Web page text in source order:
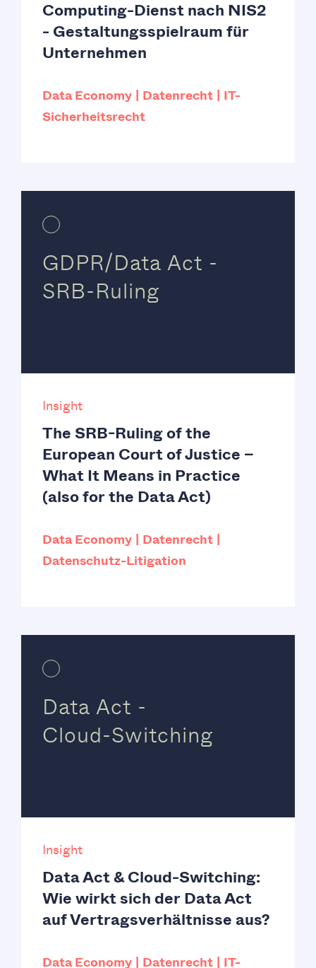
Computing-Dienst nach NIS2
- Gestaltungsspielraum für
Unternehmen
Data Economy Datenrecht
IT-
Sicherheitsrecht
GDPR/Data Act -
SRB-Ruling
Insight
The SRB-Ruling of the
European Court of Justice –
What It Means in Practice
(also for the Data Act)
Data Economy
Datenrecht
Datenschutz-Litigation
Data Act -
Cloud-Switching
Insight
Data Act & Cloud-Switching:
Wie wirkt sich der Data Act
auf Vertragsverhältnisse aus?
Data Economy Datenrecht IT-